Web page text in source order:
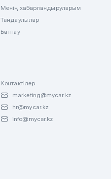
Менің хабарландыруларым
Таңдаулылар
Баптау
Контактілер
marketing@mycar.kz
hr@mycar.kz
info@mycar.kz